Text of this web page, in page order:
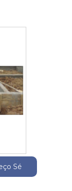
Sé